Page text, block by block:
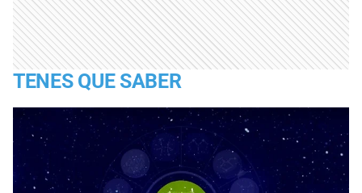
TENES QUE SABER